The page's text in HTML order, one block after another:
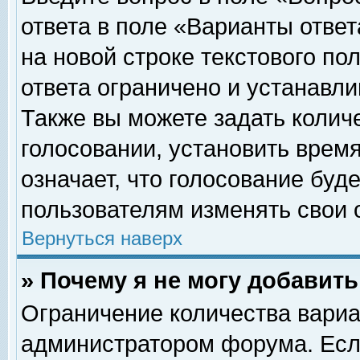
ответа в поле «Варианты
на новой строке текстового
ответа ограничено и
Также вы можете задать
голосовании, установить
означает, что голосование
пользователям изменять свои
Вернуться наверх
» Почему я не могу
Ограничение количества
администратором форума.